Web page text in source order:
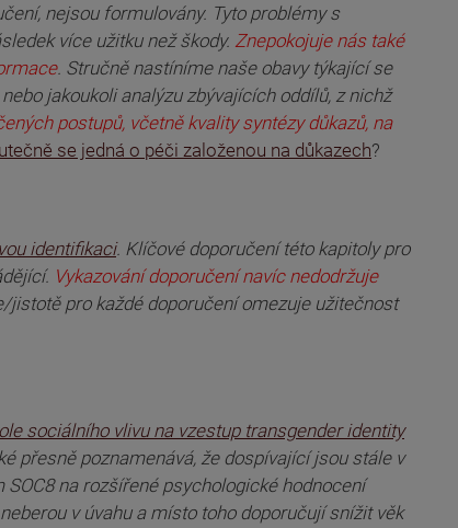
nejsou formulovány. Tyto problémy s
více užitku než škody. Znepokojuje nás také
. Stručně nastíníme naše obavy týkající se
jakoukoli analýzu zbývajících oddílů, z nichž
postupů, včetně kvality syntézy důkazů, na
se jedná o péči založenou na důkazech?
identifikaci. Klíčové doporučení této kapitoly pro
Vykazování doporučení navíc nedodržuje
pro každé doporučení omezuje užitečnost
sociálního vlivu na vzestup transgender identity
přesně poznamenává, že dospívající jsou stále v
na rozšířené psychologické hodnocení
v úvahu a místo toho doporučují snížit věk